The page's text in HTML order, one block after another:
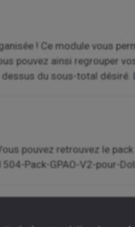
! Ce module vous
pouvez ainsi regrouper
dessus du sous-total désiré.
pouvez retrouvez le pack
Pack-GPAO-V2-pour-